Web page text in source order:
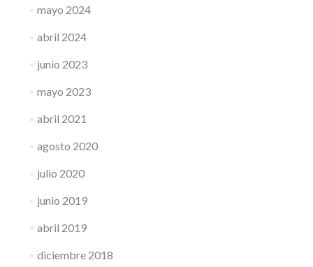
mayo 2024
abril 2024
junio 2023
mayo 2023
abril 2021
agosto 2020
julio 2020
junio 2019
abril 2019
diciembre 2018